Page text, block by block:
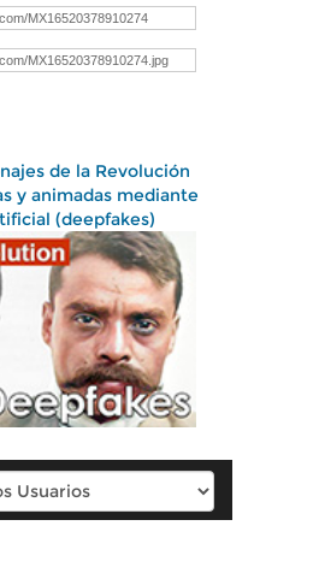
de la Revolución
y animadas mediante
(deepfakes)